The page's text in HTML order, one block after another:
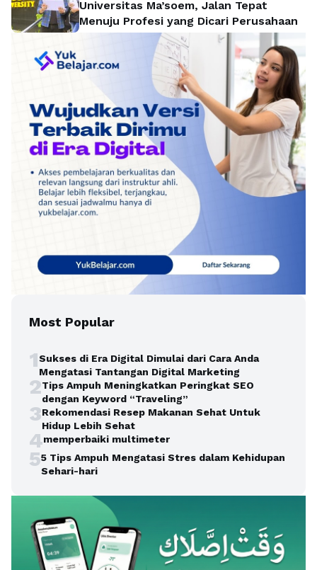
Universitas Ma’soem, Jalan Tepat
Menuju Profesi yang Dicari Perusahaan
Most Popular
1Sukses di Era Digital Dimulai dari Cara Anda
Mengatasi Tantangan Digital Marketing
2Tips Ampuh Meningkatkan Peringkat SEO
dengan Keyword “Traveling”
3Rekomendasi Resep Makanan Sehat Untuk
Hidup Lebih Sehat
4memperbaiki multimeter
55 Tips Ampuh Mengatasi Stres dalam Kehidupan
Sehari-hari